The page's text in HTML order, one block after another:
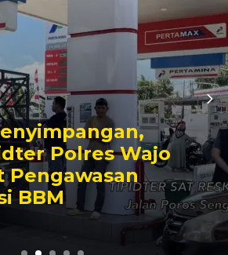
Semangat Merah
Mulai Dikobarkan,
Makassar Matangkan
Ke-81 RI